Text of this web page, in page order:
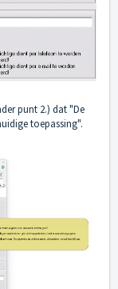
punt 2.) dat "De
toepassing".